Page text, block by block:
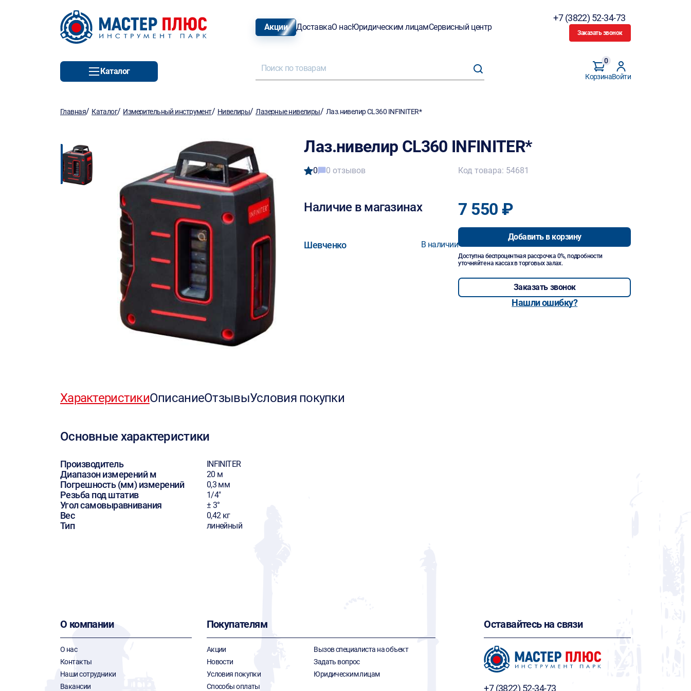
Акции ДоставкаО насЮридическим лицамСервисный центр
+7 (3822) 52-34-73
Заказать звонок
Каталог
Корзина
0
Войти
Главная/ Каталог/ Измерительный инструмент/ Нивелиры/Лазерные нивелиры/ Лаз.нивелир CL360 INFINITER*
Лаз.нивелир CL360 INFINITER*
0 0 отзывов
Наличие в магазинах
Шевченко В наличии
Код товара: 54681
7 550 ₽
Добавить в корзину
Доступна беспроцентная рассрочка 0%, подробности
уточняйте на кассах в торговых залах.
Заказать звонок
Нашли ошибку?
ХарактеристикиОписаниеОтзывыУсловия покупки
Основные характеристики
Производитель INFINITER
Диапазон измерений м 20 м
Погрешность (мм) измерений 0,3 мм
Резьба под штатив 1/4"
Угол самовыравнивания ± 3°
Вес 0,42 кг
Тип линейный
О компании
О нас
Контакты
Наши сотрудники
Вакансии
Покупателям
Акции
Новости
Условия покупки
Способы оплаты
Вызов специалиста на объект
Задать вопрос
Юридическим лицам
Оставайтесь на связи
+7 (3822) 52-34-73